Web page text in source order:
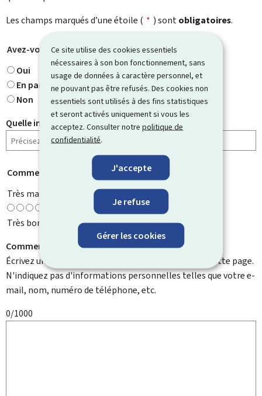
Ce site utilise des cookies essentiels
nécessaires à son bon fonctionnement, sans
usage de données à caractère personnel, et
ne pouvant pas être refusés. Des cookies non
essentiels sont utilisés à des fins statistiques
et seront activés uniquement si vous les
acceptez. Consulter notrepolitique de
confidentialité.
J'accepte
Je refuse
Gérer les cookies
Les champs marqués d’une étoile ( * ) sontobligatoires.
Avez-vous trouvé ce que vous cherchiez ?
Oui
En partie
Non
Quelle information cherchiez-vous ?
Comment évaluez-vous cette page ?
Très mauvaise
Très bonne
Comment pouvons-nous l'améliorer ?
Écrivez un commentaire et aidez-nous à améliorer cette page.
N'indiquez pas d'informations personnelles telles que votre e-
mail, nom, numéro de téléphone, etc.
0/1000